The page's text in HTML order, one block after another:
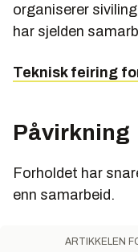
organiserer
har sjelden
Teknisk feiring
Påvirkning
Forholdet har
enn samarbeid.
ARTIKKELEN